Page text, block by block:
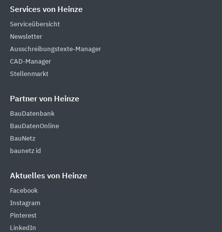
Services von Heinze
Serviceübersicht
Newsletter
Ausschreibungstexte-Manager
CAD-Manager
Stellenmarkt
Partner von Heinze
BauDatenbank
BauDatenOnline
BauNetz
baunetz id
Aktuelles von Heinze
Facebook
Instagram
Pinterest
LinkedIn